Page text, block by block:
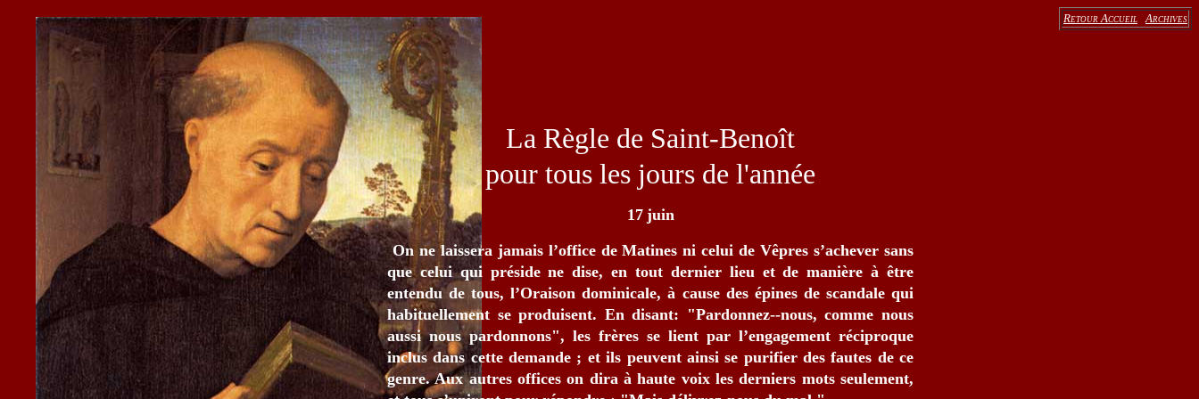
Retour Accueil Archives
La Règle de Saint-Benoît
pour tous les jours de l'année
17 juin
On ne laissera jamais l’office de Matines ni celui de Vêpres s’achever sans
que celui qui préside ne dise, en tout dernier lieu et de manière à être
entendu de tous, l’Oraison dominicale, à cause des épines de scandale qui
habituellement se produisent. En disant: "Pardonnez--nous, comme nous
aussi nous pardonnons", les frères se lient par l’engagement réciproque
inclus dans cette demande ; et ils peuvent ainsi se purifier des fautes de ce
genre. Aux autres offices on dira à haute voix les derniers mots seulement,